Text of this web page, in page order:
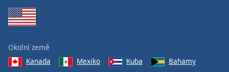
Okolní země
Kanada
Mexiko Kuba
Bahamy